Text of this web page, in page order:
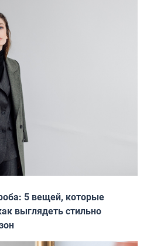
5 вещей, которые
выглядеть стильно